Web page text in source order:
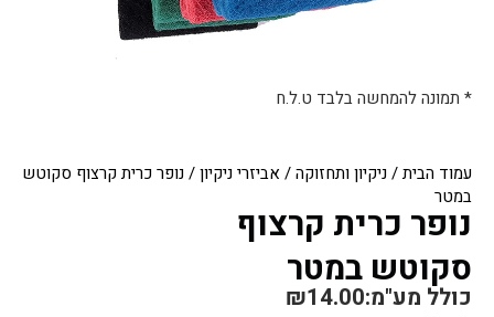
עמוד הבית/ניקיון ותחזוקה/ אביזרי ניקיון/ נופר כרית קרצוף סקוטש
במטר
נופר כרית קרצוף
סקוטש במטר
₪14.00כולל מע"מ:
* תמונה להמחשה בלבד ט.ל.ח